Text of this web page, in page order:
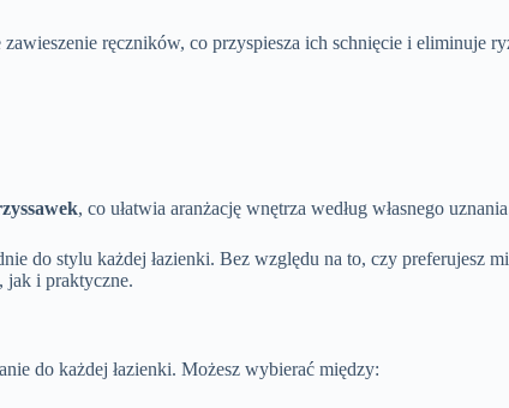
ręczników, co przyspiesza ich schnięcie i eliminuje
, co ułatwia aranżację wnętrza według własnego
do stylu każdej łazienki. Bez względu na to, czy preferujesz
jak i praktyczne.
do każdej łazienki. Możesz wybierać między: